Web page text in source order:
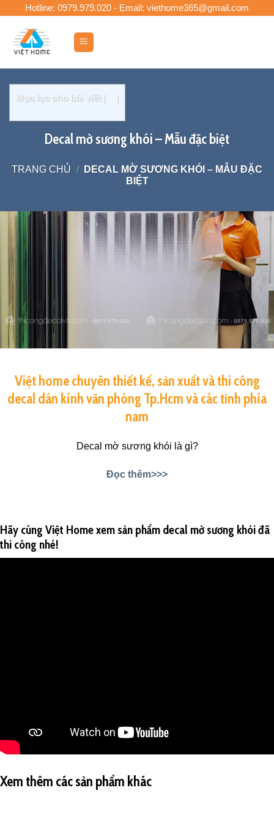
content
Hotline: 0979.979.020 - Email: viethome365@gmail.com
Mục lục cho bài viết [Ẩn ]
Decal mờ sương khói – Mẫu đặc biệt
TRANG CHỦ /
DECAL MỜ SƯƠNG KHÓI – MẪU ĐẶC
BIỆT
Việt home chuyên thiết kế, sản xuất và thi công
decal dán kính văn phòng Tp.Hcm và các tỉnh phía
nam
Decal mờ sương khói là gì?
Đọc thêm>>>
Hãy cùng Việt Home xem sản phẩm decal mờ sương khói đã
thi công nhé!
Xem thêm các sản phẩm khác